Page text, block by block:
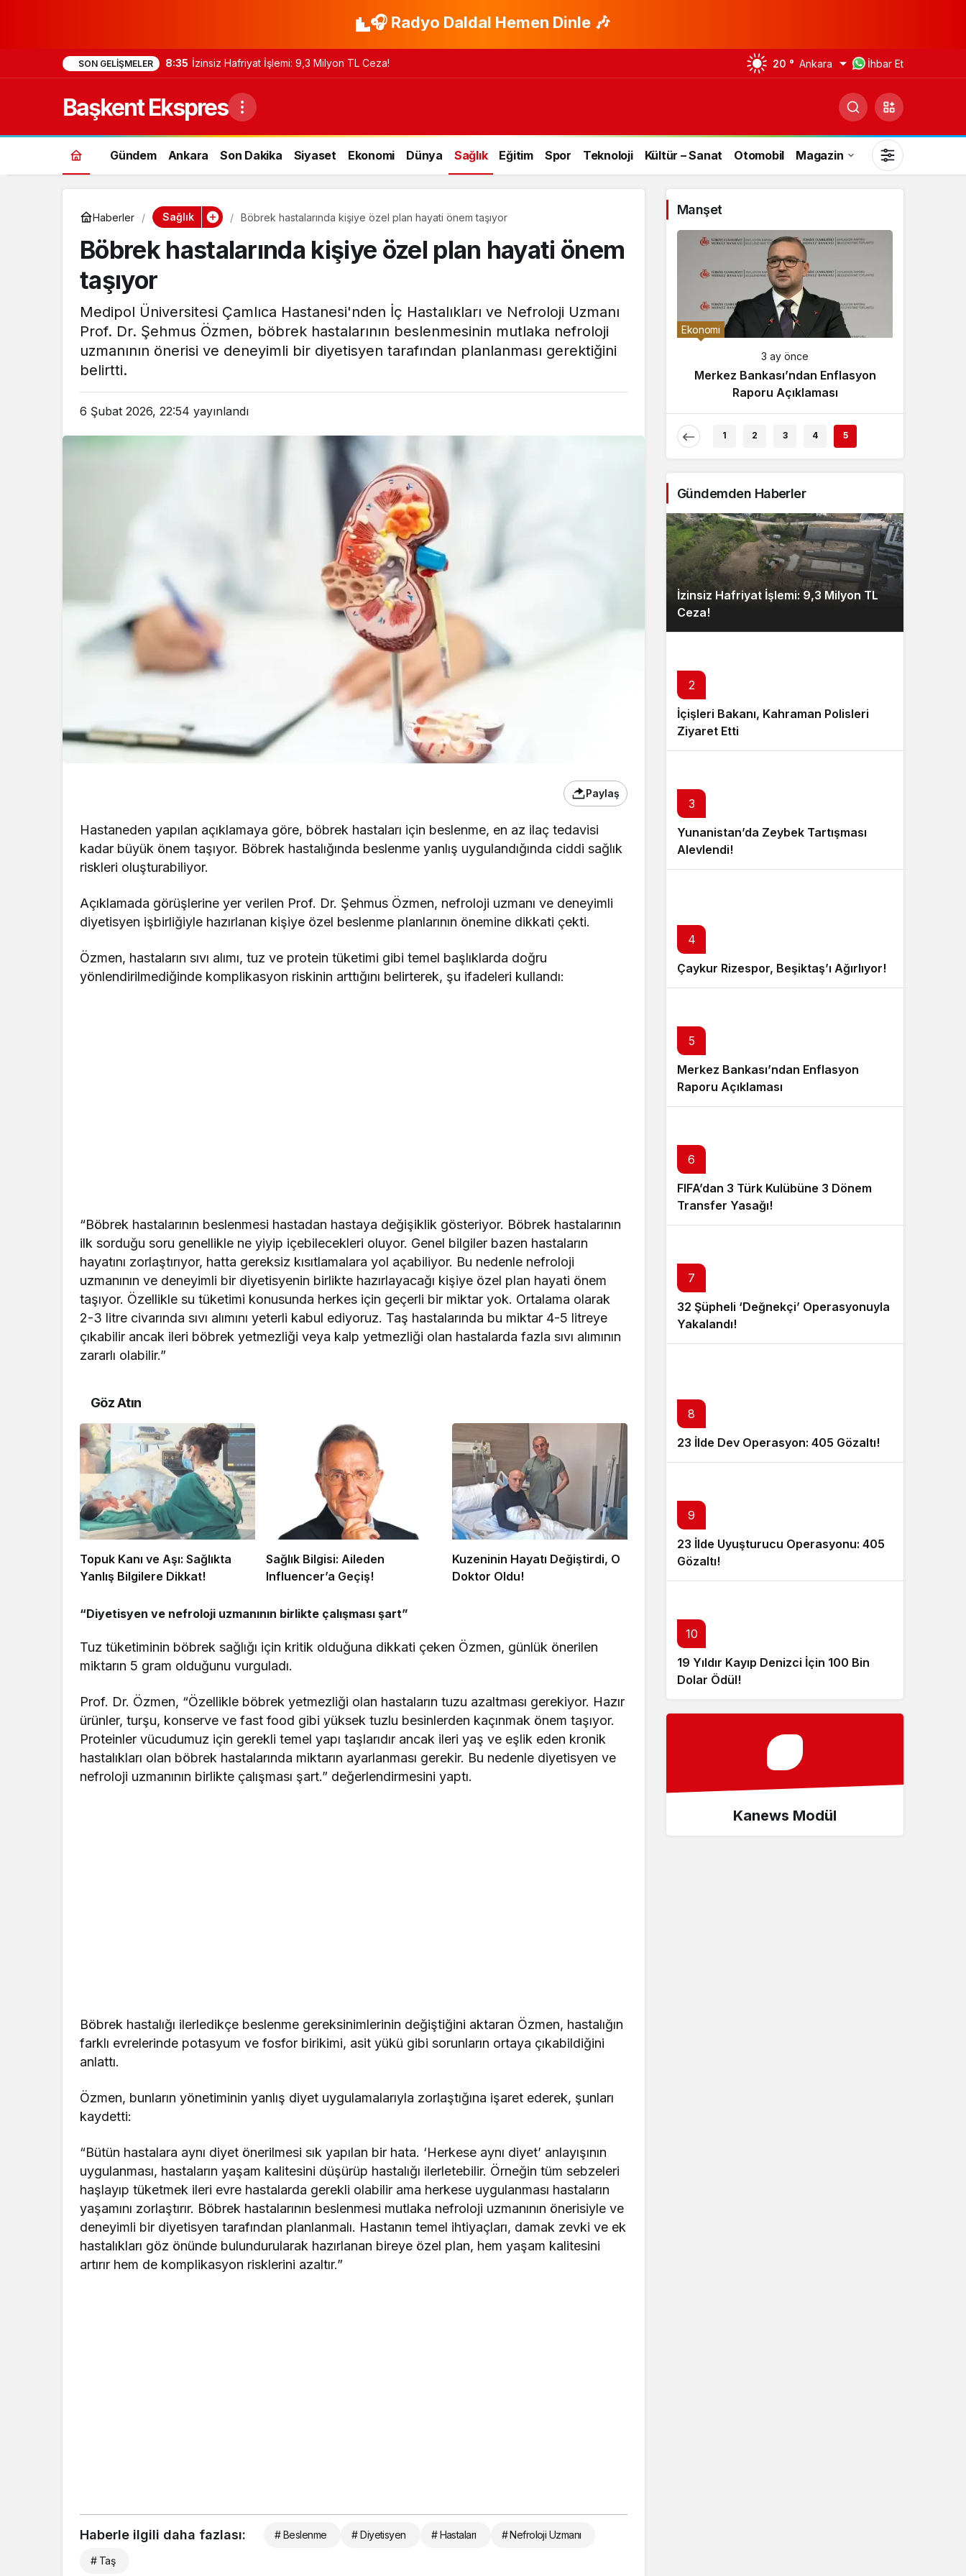
🎧 Radyo Daldal Hemen Dinle 🎶
SON GELIŞMELER 8:35 İzinsiz Hafriyat İşlemi: 9,3 Milyon TL Ceza! 20 ° Ankara İhbar Et
Başkent Ekspres
Gündem Ankara Son Dakika Siyaset Ekonomi Dünya Sağlık Eğitim Spor Teknoloji Kültür – Sanat Otomobil Magazin
Gündüz Modu
Gündüz modunu seçin.
Gece Modu
Gece modunu seçin.
Sistem Modu
Sistem modunu seçin.
Haberler Sağlık Böbrek hastalarında kişiye özel plan hayati önem taşıyor
Böbrek hastalarında kişiye özel plan hayati önem
taşıyor
Medipol Üniversitesi Çamlıca Hastanesi'nden​​​​​​​ İç Hastalıkları ve Nefroloji Uzmanı
Prof. Dr. Şehmus Özmen, böbrek hastalarının beslenmesinin mutlaka nefroloji
uzmanının önerisi ve deneyimli bir diyetisyen tarafından planlanması gerektiğini
belirtti.
6 Şubat 2026, 22:54 yayınlandı
Paylaş
Hastaneden yapılan açıklamaya göre, böbrek hastaları için beslenme, en az ilaç tedavisi
kadar büyük önem taşıyor. Böbrek hastalığında beslenme yanlış uygulandığında ciddi sağlık
riskleri oluşturabiliyor.
Açıklamada görüşlerine yer verilen Prof. Dr. Şehmus Özmen, nefroloji uzmanı ve deneyimli
diyetisyen işbirliğiyle hazırlanan kişiye özel beslenme planlarının önemine dikkati çekti.
Özmen, hastaların sıvı alımı, tuz ve protein tüketimi gibi temel başlıklarda doğru
yönlendirilmediğinde komplikasyon riskinin arttığını belirterek, şu ifadeleri kullandı:
“Böbrek hastalarının beslenmesi hastadan hastaya değişiklik gösteriyor. Böbrek hastalarının
ilk sorduğu soru genellikle ne yiyip içebilecekleri oluyor. Genel bilgiler bazen hastaların
hayatını zorlaştırıyor, hatta gereksiz kısıtlamalara yol açabiliyor. Bu nedenle nefroloji
uzmanının ve deneyimli bir diyetisyenin birlikte hazırlayacağı kişiye özel plan hayati önem
taşıyor. Özellikle su tüketimi konusunda herkes için geçerli bir miktar yok. Ortalama olarak
2-3 litre civarında sıvı alımını yeterli kabul ediyoruz. Taş hastalarında bu miktar 4-5 litreye
çıkabilir ancak ileri böbrek yetmezliği veya kalp yetmezliği olan hastalarda fazla sıvı alımının
zararlı olabilir.”
Göz Atın
Topuk Kanı ve Aşı: Sağlıkta
Yanlış Bilgilere Dikkat!
Sağlık Bilgisi: Aileden
Influencer’a Geçiş!
Kuzeninin Hayatı Değiştirdi, O
Doktor Oldu!
“Diyetisyen ve nefroloji uzmanının birlikte çalışması şart”
Tuz tüketiminin böbrek sağlığı için kritik olduğuna dikkati çeken Özmen, günlük önerilen
miktarın 5 gram olduğunu vurguladı.
Prof. Dr. Özmen, “Özellikle böbrek yetmezliği olan hastaların tuzu azaltması gerekiyor. Hazır
ürünler, turşu, konserve ve fast food gibi yüksek tuzlu besinlerden kaçınmak önem taşıyor.
Proteinler vücudumuz için gerekli temel yapı taşlarıdır ancak ileri yaş ve eşlik eden kronik
hastalıkları olan böbrek hastalarında miktarın ayarlanması gerekir. Bu nedenle diyetisyen ve
nefroloji uzmanının birlikte çalışması şart.” değerlendirmesini yaptı.
Böbrek hastalığı ilerledikçe beslenme gereksinimlerinin değiştiğini aktaran Özmen, hastalığın
farklı evrelerinde potasyum ve fosfor birikimi, asit yükü gibi sorunların ortaya çıkabildiğini
anlattı.
Özmen, bunların yönetiminin yanlış diyet uygulamalarıyla zorlaştığına işaret ederek, şunları
kaydetti:
“Bütün hastalara aynı diyet önerilmesi sık yapılan bir hata. ‘Herkese aynı diyet’ anlayışının
uygulanması, hastaların yaşam kalitesini düşürüp hastalığı ilerletebilir. Örneğin tüm sebzeleri
haşlayıp tüketmek ileri evre hastalarda gerekli olabilir ama herkese uygulanması hastaların
yaşamını zorlaştırır. Böbrek hastalarının beslenmesi mutlaka nefroloji uzmanının önerisiyle ve
deneyimli bir diyetisyen tarafından planlanmalı. Hastanın temel ihtiyaçları, damak zevki ve ek
hastalıkları göz önünde bulundurularak hazırlanan bireye özel plan, hem yaşam kalitesini
artırır hem de komplikasyon risklerini azaltır.”
Haberle ilgili daha fazlası: # Beslenme # Diyetisyen # Hastaları # Nefroloji Uzmanı
# Taş
Manşet
3 ay önce
Bakanı, Kahraman Polisleri
Ziyaret Etti
Gündem
3 ay önce
Alevlendi!
Son Dakika
3 ay önce
Ağırlıyor!
Ekonomi
3 ay önce
Merkez Bankası’ndan Enflasyon
Raporu Açıklaması
1 2 3 4 5
Gündemden Haberler
İzinsiz Hafriyat İşlemi: 9,3 Milyon TL
Ceza!
2
İçişleri Bakanı, Kahraman Polisleri
Ziyaret Etti
3
Yunanistan’da Zeybek Tartışması
Alevlendi!
4
Çaykur Rizespor, Beşiktaş’ı Ağırlıyor!
5
Merkez Bankası’ndan Enflasyon
Raporu Açıklaması
6
FIFA’dan 3 Türk Kulübüne 3 Dönem
Transfer Yasağı!
7
32 Şüpheli ‘Değnekçi’ Operasyonuyla
Yakalandı!
8
23 İlde Dev Operasyon: 405 Gözaltı!
9
23 İlde Uyuşturucu Operasyonu: 405
Gözaltı!
10
19 Yıldır Kayıp Denizci İçin 100 Bin
Dolar Ödül!
Kanews Modül